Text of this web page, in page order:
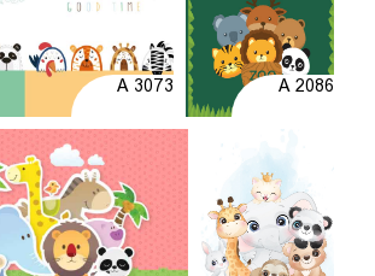
A 2086
A 3073